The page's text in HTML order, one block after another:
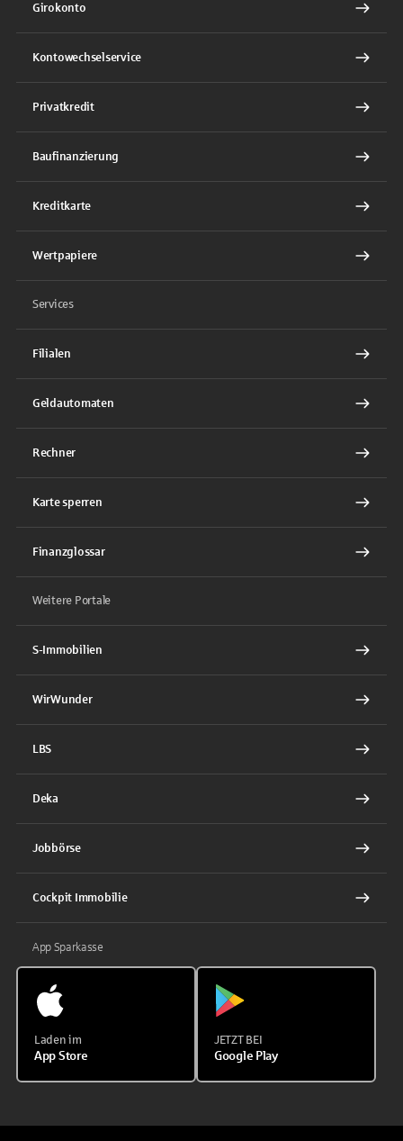
Girokonto
Kontowechselservice
Privatkredit
Baufinanzierung
Kreditkarte
Wertpapiere
Services
Filialen
Geldautomaten
Rechner
Karte sperren
Finanzglossar
Weitere Portale
S-Immobilien
WirWunder
LBS
Deka
Jobbörse
Cockpit Immobilie
App Sparkasse
Laden im
App Store
JETZT BEI
Google Play